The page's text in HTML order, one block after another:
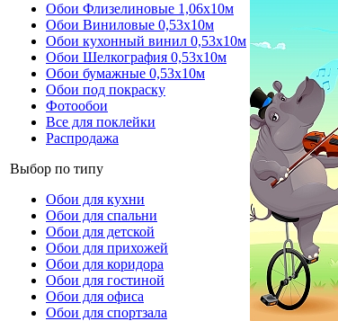
Обои Флизелиновые 1,06х10м
Обои Виниловые 0,53х10м
Обои кухонный винил 0,53х10м
Обои Шелкография 0,53x10м
Обои бумажные 0,53х10м
Обои под покраску
Фотообои
Все для поклейки
Распродажа
Выбор по типу
Обои для кухни
Обои для спальни
Обои для детской
Обои для прихожей
Обои для коридора
Обои для гостиной
Обои для офиса
Обои для спортзала